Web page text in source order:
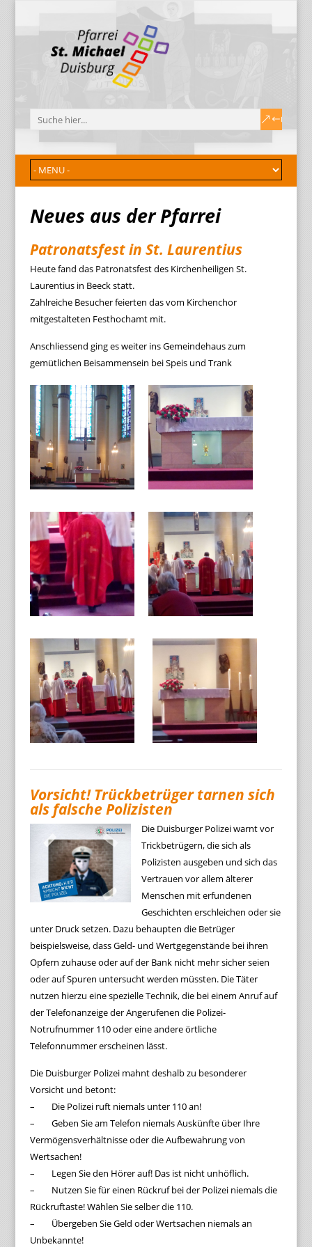
Neues aus der Pfarrei
Patronatsfest in St. Laurentius
Heute fand das Patronatsfest des Kirchenheiligen St.
Laurentius in Beeck statt.
Zahlreiche Besucher feierten das vom Kirchenchor
mitgestalteten Festhochamt mit.
Anschliessend ging es weiter ins Gemeindehaus zum
gemütlichen Beisammensein bei Speis und Trank
Vorsicht! Trückbetrüger tarnen sich
als falsche Polizisten
Die Duisburger Polizei warnt vor
Trickbetrügern, die sich als
Polizisten ausgeben und sich das
Vertrauen vor allem älterer
Menschen mit erfundenen
Geschichten erschleichen oder sie
unter Druck setzen. Dazu behaupten die Betrüger
beispielsweise, dass Geld- und Wertgegenstände bei ihren
Opfern zuhause oder auf der Bank nicht mehr sicher seien
oder auf Spuren untersucht werden müssten. Die Täter
nutzen hierzu eine spezielle Technik, die bei einem Anruf auf
der Telefonanzeige der Angerufenen die Polizei-
Notrufnummer 110 oder eine andere örtliche
Telefonnummer erscheinen lässt.
Die Duisburger Polizei mahnt deshalb zu besonderer
Vorsicht und betont:
– Die Polizei ruft niemals unter 110 an!
– Geben Sie am Telefon niemals Auskünfte über Ihre
Vermögensverhältnisse oder die Aufbewahrung von
Wertsachen!
– Legen Sie den Hörer auf! Das ist nicht unhöflich.
– Nutzen Sie für einen Rückruf bei der Polizei niemals die
Rückruftaste! Wählen Sie selber die 110.
– Übergeben Sie Geld oder Wertsachen niemals an
Unbekannte!